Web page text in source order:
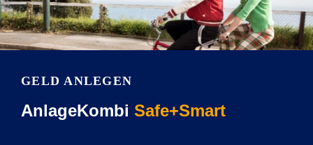
GELD ANLEGEN
AnlageKombi Safe+Smart